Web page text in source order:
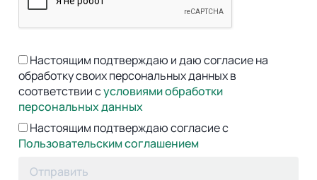
Настоящим подтверждаю и даю согласие на
обработку своих персональных данных в
соответствии сусловиями обработки
персональных данных
Настоящим подтверждаю согласие с
Пользовательским соглашением
Отправить